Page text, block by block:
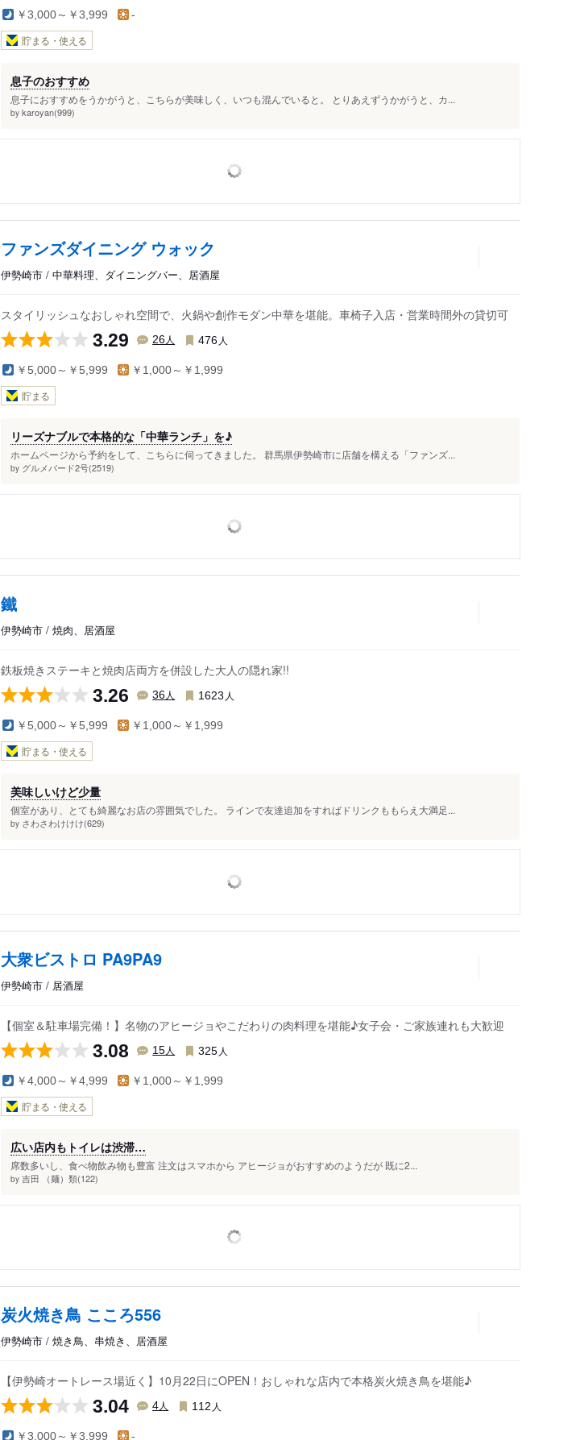
￥3,000～￥3,999 -
貯まる・使える
息子のおすすめ
息子におすすめをうかがうと、こちらが美味しく、いつも混んでいると。 とりあえずうかがうと、カ...
by karoyan(999)
ファンズダイニング ウォック
伊勢崎市 / 中華料理、ダイニングバー、居酒屋
スタイリッシュなおしゃれ空間で、火鍋や創作モダン中華を堪能。車椅子入店・営業時間外の貸切可
3.29 26人 476 人
￥5,000～￥5,999 ￥1,000～￥1,999
貯まる
リーズナブルで本格的な「中華ランチ」を♪
ホームページから予約をして、こちらに伺ってきました。 群馬県伊勢崎市に店舗を構える「ファンズ...
by グルメバード2号(2519)
鐵
伊勢崎市 / 焼肉、居酒屋
鉄板焼きステーキと焼肉店両方を併設した大人の隠れ家!!
3.26 36人 1623 人
￥5,000～￥5,999 ￥1,000～￥1,999
貯まる・使える
美味しいけど少量
個室があり、とても綺麗なお店の雰囲気でした。 ラインで友達追加をすればドリンクももらえ大満足...
by さわさわけけけ(629)
大衆ビストロ PA9PA9
伊勢崎市 / 居酒屋
【個室＆駐車場完備！】名物のアヒージョやこだわりの肉料理を堪能♪女子会・ご家族連れも大歓迎
3.08 15人 325 人
￥4,000～￥4,999 ￥1,000～￥1,999
貯まる・使える
広い店内もトイレは渋滞…
席数多いし、食べ物飲み物も豊富 注文はスマホから アヒージョがおすすめのようだが 既に2...
by 吉田 （麺）類(122)
炭火焼き鳥 こころ556
伊勢崎市 / 焼き鳥、串焼き、居酒屋
【伊勢崎オートレース場近く】10月22日にOPEN！おしゃれな店内で本格炭火焼き鳥を堪能♪
3.04 4人 112 人
￥3,000～￥3,999 -